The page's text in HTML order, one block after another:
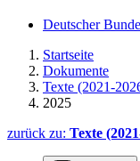
Deutscher
Startseite
Dokumente
Texte (2021-
2025
zurück zu: Texte